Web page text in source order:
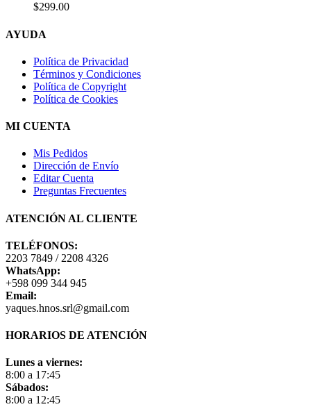
$299.00
AYUDA
Política de Privacidad
Términos y Condiciones
Política de Copyright
Política de Cookies
MI CUENTA
Mis Pedidos
Dirección de Envío
Editar Cuenta
Preguntas Frecuentes
ATENCIÓN AL CLIENTE
TELÉFONOS:
2203 7849 / 2208 4326
WhatsApp:
+598 099 344 945
Email:
yaques.hnos.srl@gmail.com
HORARIOS DE ATENCIÓN
Lunes a viernes:
8:00 a 17:45
Sábados:
8:00 a 12:45